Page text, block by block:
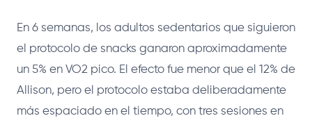
En 6 semanas, los adultos sedentarios que siguieron
el protocolo de snacks ganaron aproximadamente
un 5% en VO2 pico. El efecto fue menor que el 12% de
Allison, pero el protocolo estaba deliberadamente
más espaciado en el tiempo, con tres sesiones en